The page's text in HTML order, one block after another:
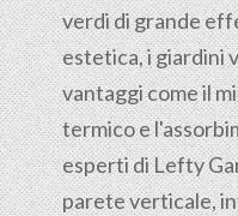
verdi di grande
estetica, i giardini
vantaggi come il
termico e
esperti di Lefty
parete verticale,